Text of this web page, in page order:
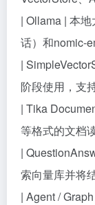
| Ollama | 本
话）和nomic-
|
阶段使用，支
| Tika
等格式的文档
|
索向量库并将
| Agent /